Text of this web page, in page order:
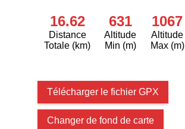
16.62
Distance
Totale (km)
631
Altitude
Min (m)
1067
Altitude
Max (m)
Télécharger le fichier GPX
Changer de fond de carte